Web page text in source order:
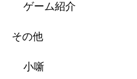
ゲーム紹介
その他
小噺